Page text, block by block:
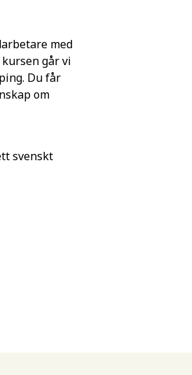
med
går vi
Du får
om
svenskt